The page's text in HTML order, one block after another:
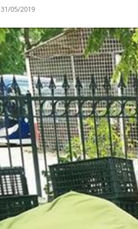
31/05/2019